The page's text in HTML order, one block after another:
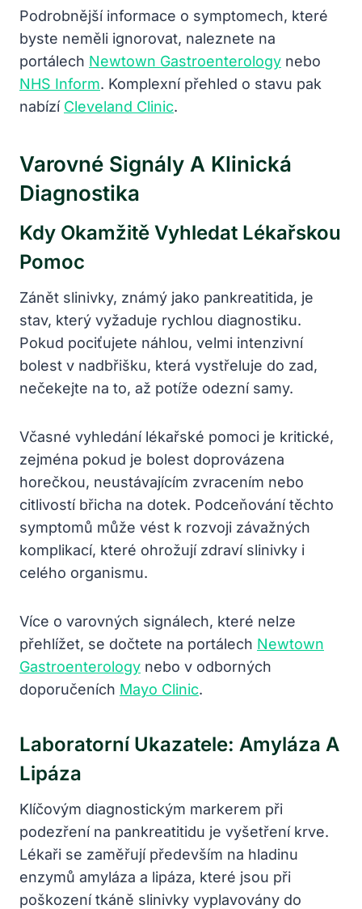
Podrobnější informace o symptomech, které
byste neměli ignorovat, naleznete na
portálech Newtown Gastroenterology nebo
NHS Inform. Komplexní přehled o stavu pak
nabízí Cleveland Clinic.
Varovné Signály A Klinická
Diagnostika
Kdy Okamžitě Vyhledat Lékařskou
Pomoc
Zánět slinivky, známý jako pankreatitida, je
stav, který vyžaduje rychlou diagnostiku.
Pokud pociťujete náhlou, velmi intenzivní
bolest v nadbřišku, která vystřeluje do zad,
nečekejte na to, až potíže odezní samy.
Včasné vyhledání lékařské pomoci je kritické,
zejména pokud je bolest doprovázena
horečkou, neustávajícím zvracením nebo
citlivostí břicha na dotek. Podceňování těchto
symptomů může vést k rozvoji závažných
komplikací, které ohrožují zdraví slinivky i
celého organismu.
Více o varovných signálech, které nelze
přehlížet, se dočtete na portálech Newtown
Gastroenterology nebo v odborných
doporučeních Mayo Clinic.
Laboratorní Ukazatele: Amyláza A
Lipáza
Klíčovým diagnostickým markerem při
podezření na pankreatitidu je vyšetření krve.
Lékaři se zaměřují především na hladinu
enzymů amyláza a lipáza, které jsou při
poškození tkáně slinivky vyplavovány do